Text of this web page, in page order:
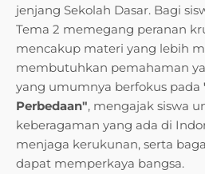
jenjang Sekolah Dasar. Bagi
Tema 2 memegang peranan
mencakup materi yang lebih
membutuhkan pemahaman
yang umumnya berfokus pada
Perbedaan", mengajak siswa
keberagaman yang ada di
menjaga kerukunan, serta
dapat memperkaya bangsa.